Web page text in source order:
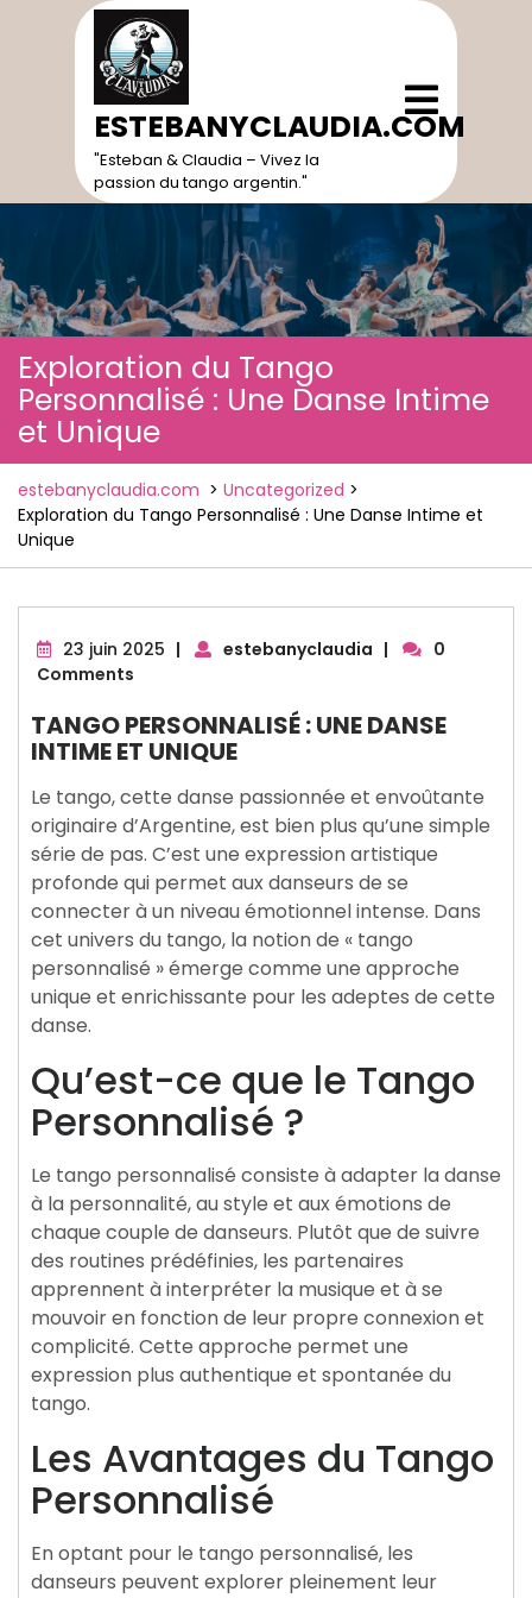
ESTEBANYCLAUDIA.COM
"Esteban & Claudia – Vivez la
passion du tango argentin."
Open
Menu
Exploration du Tango
Personnalisé : Une Danse Intime
et Unique
estebanyclaudia.com > Uncategorized >
Exploration du Tango Personnalisé : Une Danse Intime et
Unique
23 juin 2025 23
| estebanyclaudia |
0
Comments
TANGO PERSONNALISÉ : UNE DANSE
INTIME ET UNIQUE
Le tango, cette danse passionnée et envoûtante
originaire d’Argentine, est bien plus qu’une simple
série de pas. C’est une expression artistique
profonde qui permet aux danseurs de se
connecter à un niveau émotionnel intense. Dans
cet univers du tango, la notion de « tango
personnalisé » émerge comme une approche
unique et enrichissante pour les adeptes de cette
danse.
Qu’est-ce que le Tango
Personnalisé ?
Le tango personnalisé consiste à adapter la danse
à la personnalité, au style et aux émotions de
chaque couple de danseurs. Plutôt que de suivre
des routines prédéfinies, les partenaires
apprennent à interpréter la musique et à se
mouvoir en fonction de leur propre connexion et
complicité. Cette approche permet une
expression plus authentique et spontanée du
tango.
Les Avantages du Tango
Personnalisé
En optant pour le tango personnalisé, les
danseurs peuvent explorer pleinement leur